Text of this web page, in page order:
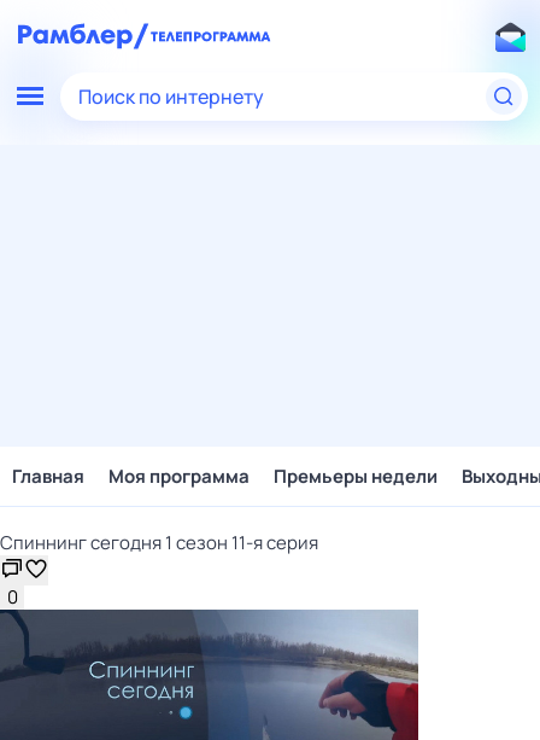
Поиск по интернету
Главная Моя программа Премьеры недели
Спиннинг сегодня 1 сезон 11-я серия
0